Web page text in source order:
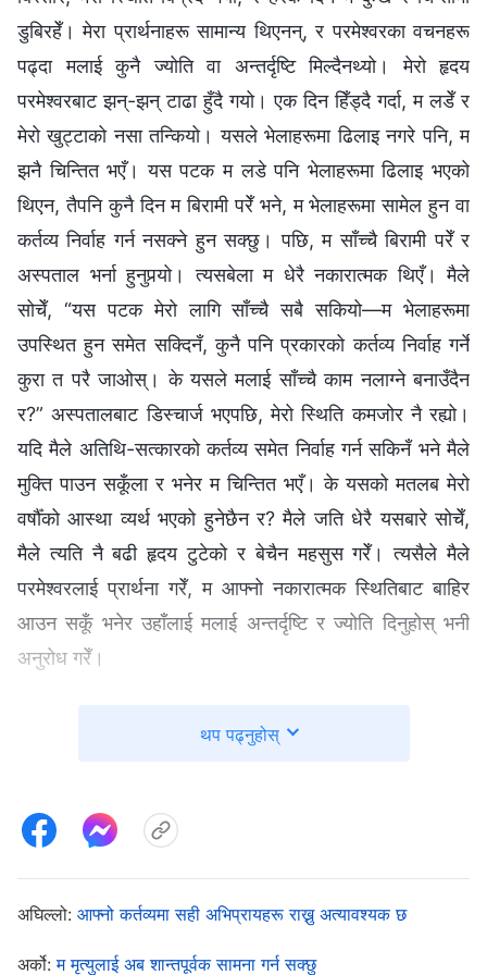
डुबिरहेँ। मेरा प्रार्थनाहरू सामान्य थिएनन्, र परमेश्‍वरका वचनहरू
पढ्दा मलाई कुनै ज्योति वा अन्तर्दृष्टि मिल्दैनथ्यो। मेरो हृदय
परमेश्‍वरबाट झन्-झन् टाढा हुँदै गयो। एक दिन हिँड्दै गर्दा, म लडेँ र
मेरो खुट्टाको नसा तन्कियो। यसले भेलाहरूमा ढिलाइ नगरे पनि, म
झनै चिन्तित भएँ। यस पटक म लडे पनि भेलाहरूमा ढिलाइ भएको
थिएन, तैपनि कुनै दिन म बिरामी परेँ भने, म भेलाहरूमा सामेल हुन वा
कर्तव्य निर्वाह गर्न नसक्ने हुन सक्छु। पछि, म साँच्चै बिरामी परेँ र
अस्पताल भर्ना हुनुपर्‍यो। त्यसबेला म धेरै नकारात्मक थिएँ। मैले
सोचेँ, “यस पटक मेरो लागि साँच्चै सबै सकियो—म भेलाहरूमा
उपस्थित हुन समेत सक्दिनँ, कुनै पनि प्रकारको कर्तव्य निर्वाह गर्ने
कुरा त परै जाओस्। के यसले मलाई साँच्चै काम नलाग्ने बनाउँदैन
र?” अस्पतालबाट डिस्चार्ज भएपछि, मेरो स्थिति कमजोर नै रह्यो।
यदि मैले अतिथि-सत्कारको कर्तव्य समेत निर्वाह गर्न सकिनँ भने मैले
मुक्ति पाउन सकूँला र भनेर म चिन्तित भएँ। के यसको मतलब मेरो
वर्षौँको आस्था व्यर्थ भएको हुनेछैन र? मैले जति धेरै यसबारे सोचेँ,
मैले त्यति नै बढी हृदय टुटेको र बेचैन महसुस गरेँ। त्यसैले मैले
परमेश्‍वरलाई प्रार्थना गरेँ, म आफ्नो नकारात्मक स्थितिबाट बाहिर
आउन सकूँ भनेर उहाँलाई मलाई अन्तर्दृष्टि र ज्योति दिनुहोस् भनी
अनुरोध गरेँ।
पढेँ, र त्यसले ठ्याक्कै मेरो स्थितिलाई प्रतिबिम्बित गर्‍यो। त्यसमा
परमेश्‍वर भन्‍नुहुन्छ: “विश्‍वासी दाजुभाइ-दिदीबहिनीहरूमाझ पाका
तिनीहरूको उमेर जति नै भए पनि, तिनीहरूको सोच सही वा तर्कसङ्गत
हुन्छ नै भन्‍ने छैन, र तिनीहरूका विचार र दृष्टिकोणहरू सत्यताअनुरूप
थप पढ्नुहोस्
अघिल्लो: आफ्नो कर्तव्यमा सही अभिप्रायहरू राख्नु अत्यावश्यक छ
अर्को:म मृत्युलाई अब शान्तपूर्वक सामना गर्न सक्छु